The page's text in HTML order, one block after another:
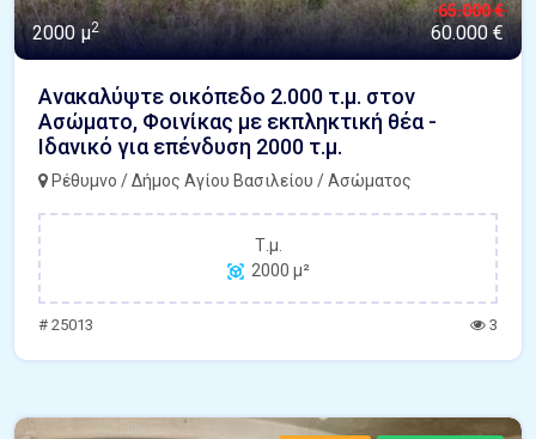
2000 μ2
65.000 €
60.000 €
Ανακαλύψτε οικόπεδο 2.000 τ.μ. στον
Ασώματο, Φοινίκας με εκπληκτική θέα -
Ιδανικό για επένδυση 2000 τ.μ.
Ρέθυμνο / Δήμος Αγίου Βασιλείου / Ασώματος
Τ.μ.
2000 μ²
# 25013 3